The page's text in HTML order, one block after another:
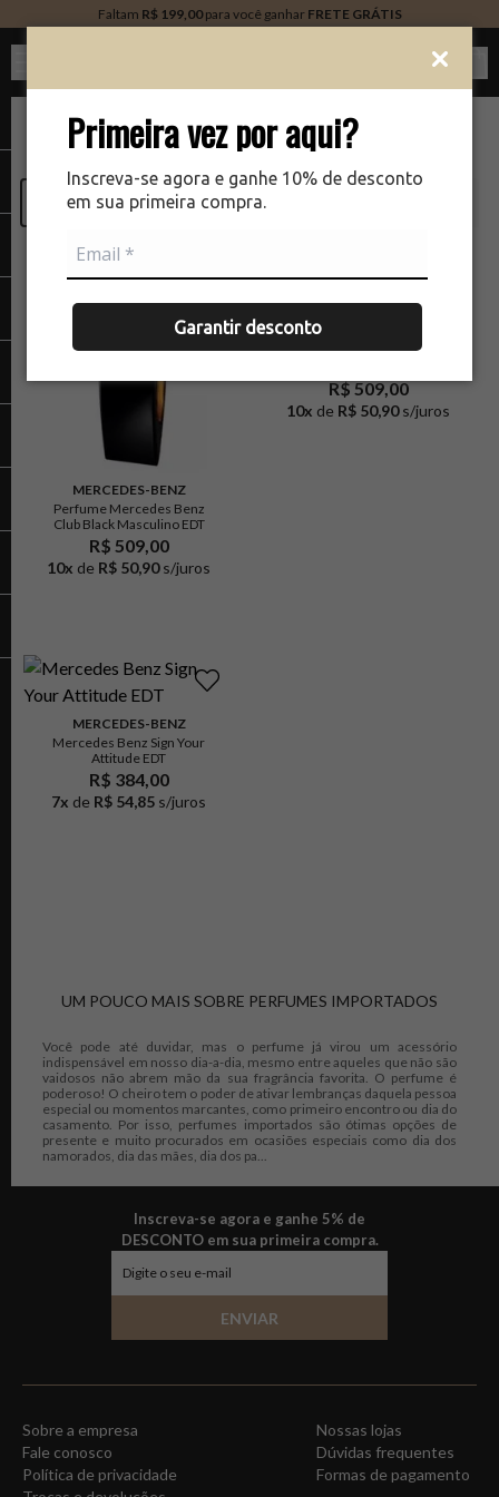
Primeira vez por aqui?
Inscreva-se agora e ganhe 10% de desconto
em sua primeira compra.
Garantir desconto
Faltam R$ 199,00para você ganhar FRETE GRÁTIS
3produtos
filtrar
MERCEDES-BENZ
Perfume Mercedes Benz
Club Black Masculino EDT
R$ 509,00
10x de R$ 50,90 s/juros
MERCEDES-BENZ
Mercedes-Benz Women In
R$ 509,00
10x de R$ 50,90 s/juros
MERCEDES-BENZ
Mercedes Benz Sign Your
Attitude EDT
R$ 384,00
7x de R$ 54,85 s/juros
UM POUCO MAIS SOBRE PERFUMES IMPORTADOS
Você pode até duvidar, mas o perfume já virou um acessório
indispensável em nosso dia-a-dia, mesmo entre aqueles que não são
vaidosos não abrem mão da sua fragrância favorita. O perfume é
poderoso! O cheiro tem o poder de ativar lembranças daquela pessoa
especial ou momentos marcantes, como primeiro encontro ou dia do
casamento. Por isso, perfumes importados são ótimas opções de
presente e muito procurados em ocasiões especiais como dia dos
namorados, dia das mães, dia dos pa...
Inscreva-se agora e ganhe 5% de
DESCONTO em sua primeira compra.
ENVIAR
Sobre a empresa
Nossas lojas
Fale conosco
Dúvidas frequentes
Política de privacidade
Formas de pagamento